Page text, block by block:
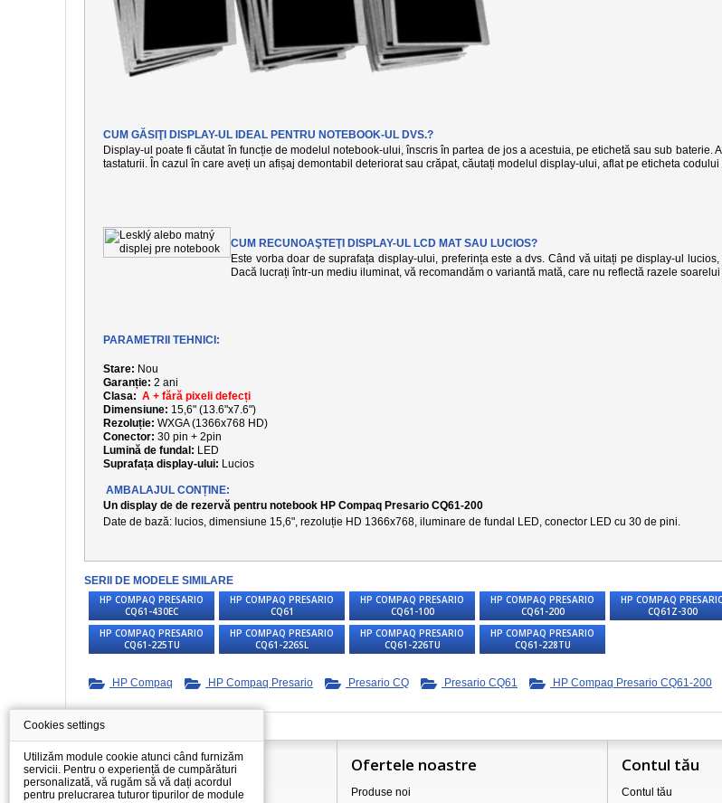
CUM GĂSIŢI DISPLAY-UL IDEAL PENTRU NOTEBOOK-UL DVS.?
Display-ul poate fi căutat în funcție de modelul notebook-ului, înscris în partea de jos a acestuia, pe etichetă sau sub baterie.
tastaturii. În cazul în care aveți un afișaj demontabil deteriorat sau crăpat, căutați modelul display-ului, aflat pe eticheta codului
CUM RECUNOAŞTEŢI DISPLAY-UL LCD MAT SAU LUCIOS?
Este vorba doar de suprafața display-ului, preferința este a dvs. Când vă uitați pe display-ul
Dacă lucrați într-un mediu iluminat, vă recomandăm o variantă mată, care nu reflectă razele
PARAMETRII TEHNICI:
Stare: Nou
Garanție: 2 ani
Clasa: A + fără pixeli defecți
Dimensiune: 15,6" (13.6"x7.6")
Rezoluție: WXGA (1366x768 HD)
Conector: 30 pin + 2pin
Lumină de fundal: LED
Suprafața display-ului: Lucios
AMBALAJUL CONȚINE:
Un display de de rezervă pentru notebook HP Compaq Presario CQ61-200
Date de bază: lucios, dimensiune 15,6", rezoluție HD 1366x768, iluminare de fundal LED, conector LED cu 30 de pini.
SERII DE MODELE SIMILARE
HP COMPAQ PRESARIO
CQ61-430EC
HP COMPAQ PRESARIO
CQ61
HP COMPAQ PRESARIO
CQ61-100
HP COMPAQ PRESARIO
CQ61-200
HP COMPAQ
CQ61Z-300
HP COMPAQ PRESARIO
CQ61-225TU
HP COMPAQ PRESARIO
CQ61-226SL
HP COMPAQ PRESARIO
CQ61-226TU
HP COMPAQ PRESARIO
CQ61-228TU
HP Compaq HP Compaq Presario Presario CQ Presario CQ61 HP Compaq Presario CQ61-200
Informaţii
Totul despre cumpărături
Ofertele noastre
Produse noi
Contul tău
Contul tău
Cookies settings
Utilizăm module cookie atunci când furnizăm
servicii. Pentru o experiență de cumpărături
personalizată, vă rugăm să vă dați acordul
pentru prelucrarea tuturor tipurilor de module